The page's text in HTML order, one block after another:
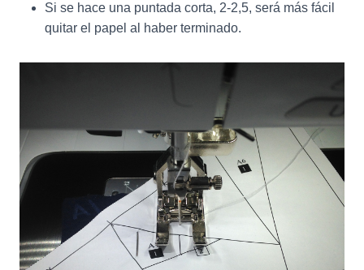
Si se hace una puntada corta, 2-2,5, será más fácil
quitar el papel al haber terminado.